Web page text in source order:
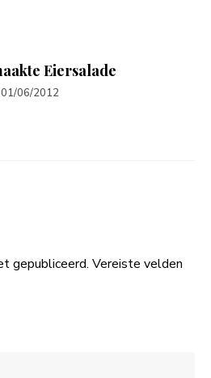
Eiersalade
01/06/2012
gepubliceerd. Vereiste velden